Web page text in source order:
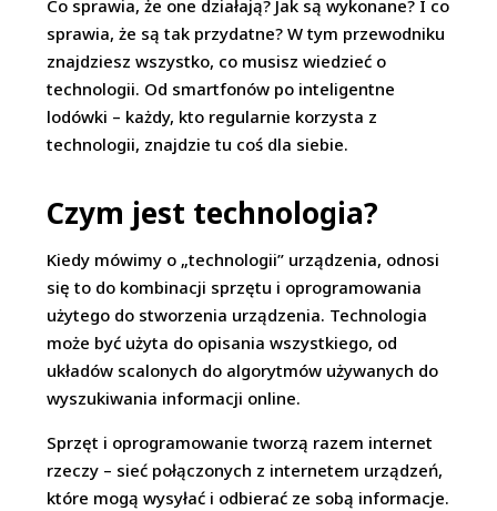
Co sprawia, że one działają? Jak są wykonane? I co
sprawia, że są tak przydatne? W tym przewodniku
znajdziesz wszystko, co musisz wiedzieć o
technologii. Od smartfonów po inteligentne
lodówki – każdy, kto regularnie korzysta z
technologii, znajdzie tu coś dla siebie.
Czym jest technologia?
Kiedy mówimy o „technologii” urządzenia, odnosi
się to do kombinacji sprzętu i oprogramowania
użytego do stworzenia urządzenia. Technologia
może być użyta do opisania wszystkiego, od
układów scalonych do algorytmów używanych do
wyszukiwania informacji online.
Sprzęt i oprogramowanie tworzą razem internet
rzeczy – sieć połączonych z internetem urządzeń,
które mogą wysyłać i odbierać ze sobą informacje.